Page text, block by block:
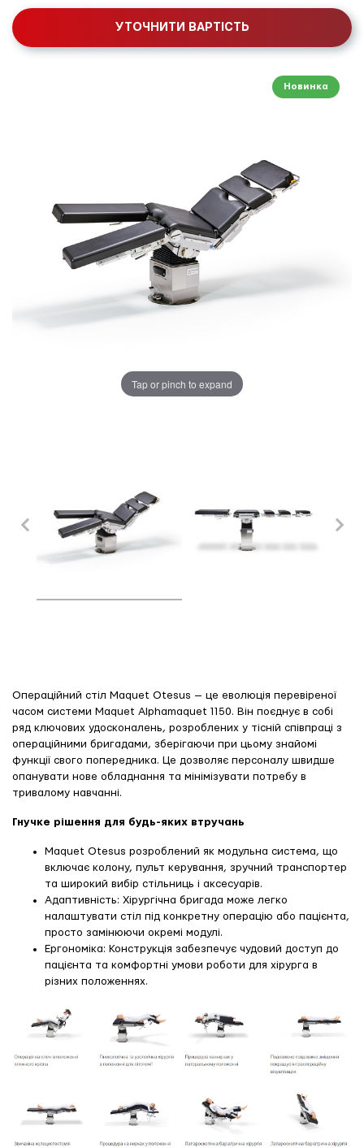
Tap or pinch to expand
Новинка
УТОЧНИТИ ВАРТІСТЬ
Операційний стіл Maquet Otesus — це еволюція перевіреної
часом системи Maquet Alphamaquet 1150. Він поєднує в собі
ряд ключових удосконалень, розроблених у тісній співпраці з
операційними бригадами, зберігаючи при цьому знайомі
функції свого попередника. Це дозволяє персоналу швидше
опанувати нове обладнання та мінімізувати потребу в
тривалому навчанні.
Гнучке рішення для будь-яких втручань
Maquet Otesus розроблений як модульна система, що
включає колону, пульт керування, зручний транспортер
та широкий вибір стільниць і аксесуарів.
Адаптивність: Хірургічна бригада може легко
налаштувати стіл під конкретну операцію або пацієнта,
просто замінюючи окремі модулі.
Ергономіка: Конструкція забезпечує чудовий доступ до
пацієнта та комфортні умови роботи для хірурга в
різних положеннях.